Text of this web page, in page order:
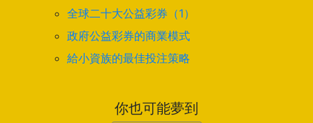
全球二十大公益彩券（1）
政府公益彩券的商業模式
給小資族的最佳投注策略
你也可能夢到